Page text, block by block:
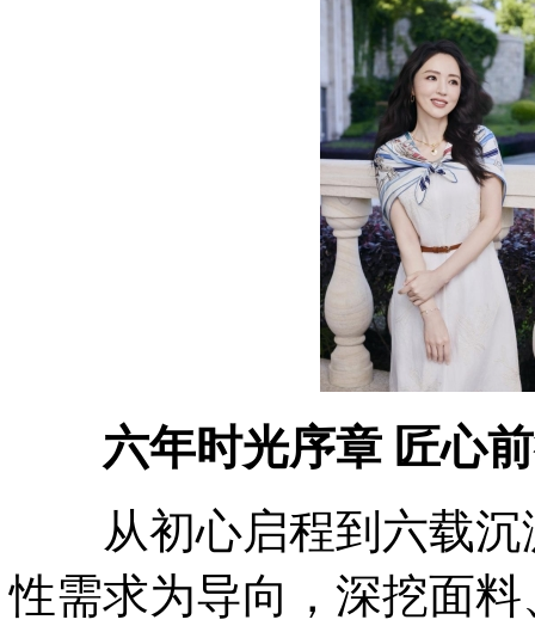
六年时光序章 匠心
从初心启程到六载沉
性需求为导向，深挖面